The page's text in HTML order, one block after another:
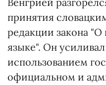
принятия
редакции закона "О
языке". Он
использованием
официальном и